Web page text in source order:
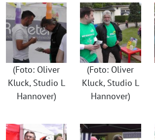
(Foto: Oliver
Kluck, Studio L
Hannover)
(Foto: Oliver
Kluck, Studio L
Hannover)